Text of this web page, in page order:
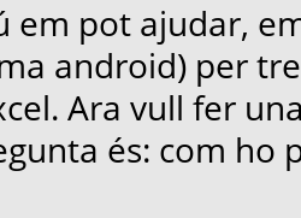
em pot ajudar,
android) per
Ara vull fer
és: com ho